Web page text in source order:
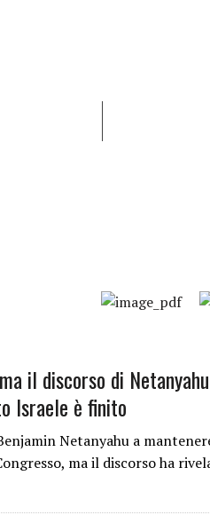
il discorso di
Israele è finito
Netanyahu a
ma il discorso ha